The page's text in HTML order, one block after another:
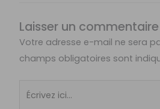
Laisser un commentaire
Votre adresse e-mail ne sera
champs obligatoires sont
Écrivez